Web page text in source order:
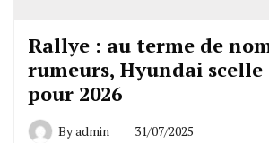
Rallye : au terme de
rumeurs, Hyundai
pour 2026
Byadmin 31/07/2025